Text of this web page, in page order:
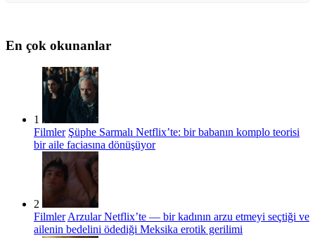
En çok okunanlar
1
Filmler Şüphe Sarmalı Netflix’te: bir babanın komplo teorisi
bir aile faciasına dönüşüyor
2
Filmler Arzular Netflix’te — bir kadının arzu etmeyi seçtiği ve
ailenin bedelini ödediği Meksika erotik gerilimi